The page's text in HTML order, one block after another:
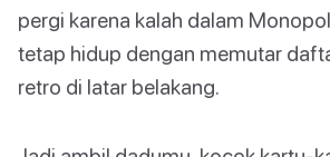
pergi karena kalah dalam
tetap hidup dengan memutar
retro di latar belakang.